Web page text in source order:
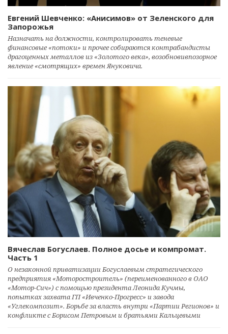
Евгений Шевченко: «Анисимов» от Зеленского для
Запорожья
Назначать на должности, контролировать теневые
финансовые «потоки» и прочее собираются контрабандисты
драгоценных металлов из «Золотого века», возобновивпозорное
явление «смотрящих» времен Януковича.
Вячеслав Богуслаев. Полное досье и компромат.
Часть 1
О незаконной приватизации Богуслаевым стратегического
предприятия «Моторостроитель» (переименованного в ОАО
«Мотор-Сич») с помощью президента Леонида Кучмы,
попытках захвата ГП «Ивченко-Прогресс» и завода
«Углекомпозит». Борьбе за власть внутри «Партии Регионов» и
конфликте с Борисом Петровым и братьями Кальцевыми